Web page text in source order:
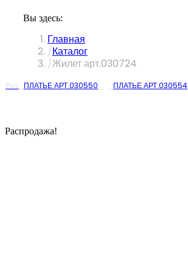
Вы здесь:
Главная
Каталог
Жилет арт.030724
Prev ПЛАТЬЕ АРТ.030550 ПЛАТЬЕ АРТ.030554
Распродажа!